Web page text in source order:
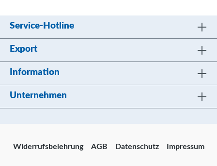
Service-Hotline
Export
Information
Unternehmen
Widerrufsbelehrung AGB Datenschutz Impressum